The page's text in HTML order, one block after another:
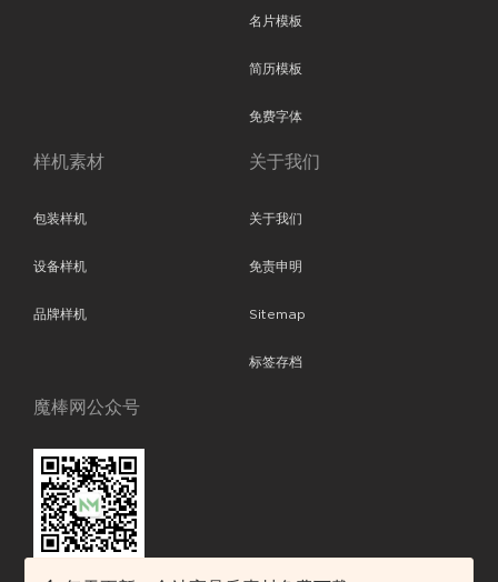
名片模板
简历模板
免费字体
样机素材
包装样机
设备样机
品牌样机
关于我们
关于我们
免责申明
Sitemap
标签存档
魔棒网公众号